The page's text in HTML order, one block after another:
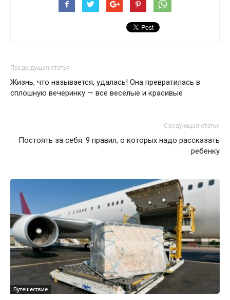
Предыдущая статья
Жизнь, что называется, удалась! Она превратилась в
сплошную вечеринку — все веселые и красивые
Следующая статья
Постоять за себя. 9 правил, о которых надо рассказать
ребенку
Путешествие